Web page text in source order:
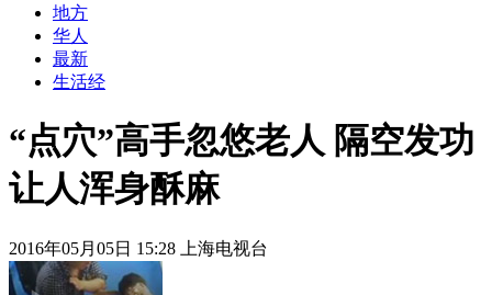
地方
华人
最新
生活经
“点穴”高手忽悠老人 隔空发功
让人浑身酥麻
2016年05月05日 15:28 上海电视台